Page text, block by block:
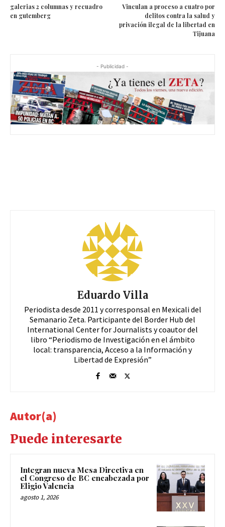
galerias 2 columnas y recuadro
en gutemberg
Vinculan a proceso a cuatro por
delitos contra la salud y
privación ilegal de la libertad en
Tijuana
- Publicidad -
Eduardo Villa
Periodista desde 2011 y corresponsal en Mexicali del
Semanario Zeta. Participante del Border Hub del
International Center for Journalists y coautor del
libro “Periodismo de Investigación en el ámbito
local: transparencia, Acceso a la Información y
Libertad de Expresión”
Autor(a)
Puede interesarte
Integran nueva Mesa Directiva en
el Congreso de BC encabezada por
Eligio Valencia
agosto 1, 2026